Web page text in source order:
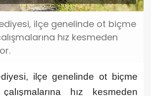
ilçe genelinde ot biçme
hız kesmeden
ilçe genelinde ot biçme
hız kesmeden